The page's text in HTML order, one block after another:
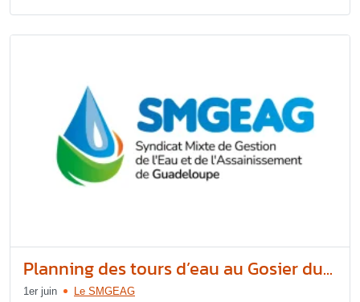
Planning des tours d’eau au Gosier du...
1er juin Le SMGEAG